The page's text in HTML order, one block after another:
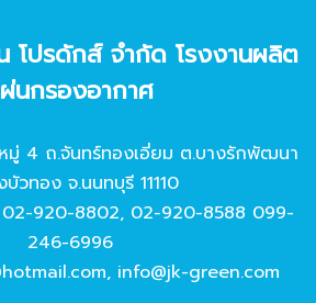
โปรดักส์ จํากัด โรงงานผลิต
นกรองอากาศ
มู่ 4 ถ.จันทร์ทองเอี่ยม ต.บางรักพัฒนา
บัวทอง จ.นนทบุรี 11110
02-920-8802, 02-920-8588 099-
246-6996
, info@jk-green.com